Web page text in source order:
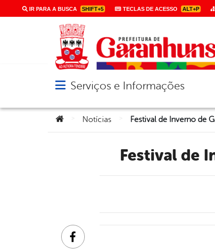
IR PARA A BUSCA SHIFT+5 TECLAS DE ACESSO ALT+P
Abrir menu principal de navegação
Serviços e Informações
Você está aqui:
Notícias
Festival de
Facebook